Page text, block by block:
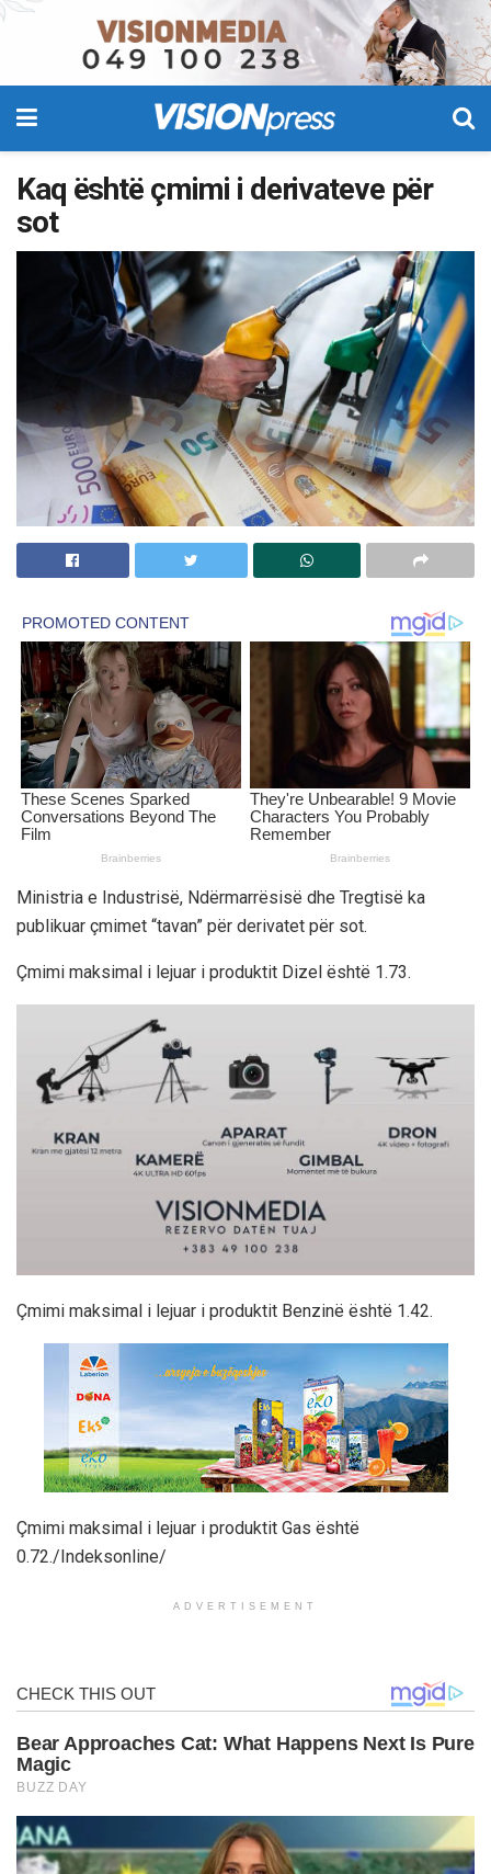
Kaq është çmimi i derivateve për
sot
Ministria e Industrisë, Ndërmarrësisë dhe Tregtisë ka
publikuar çmimet “tavan” për derivatet për sot.
Çmimi maksimal i lejuar i produktit Dizel është 1.73.
Çmimi maksimal i lejuar i produktit Benzinë është 1.42.
Çmimi maksimal i lejuar i produktit Gas është
0.72./Indeksonline/
ADVERTISEMENT